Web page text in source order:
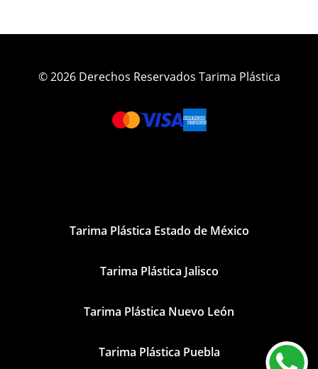
© 2026 Derechos Reservados Tarima Plástica
Tarima Plástica Estado de México
Tarima Plástica Jalisco
Tarima Plástica Nuevo León
Tarima Plástica Puebla